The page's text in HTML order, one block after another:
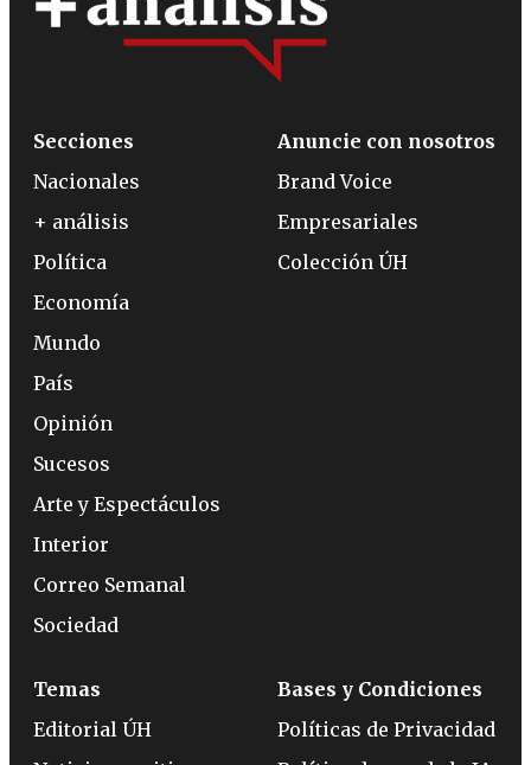
Secciones
Nacionales
+ análisis
Política
Economía
Mundo
País
Opinión
Sucesos
Arte y Espectáculos
Interior
Correo Semanal
Sociedad
Anuncie con nosotros
Brand Voice
Empresariales
Colección ÚH
Temas
Editorial ÚH
Bases y Condiciones
Políticas de Privacidad